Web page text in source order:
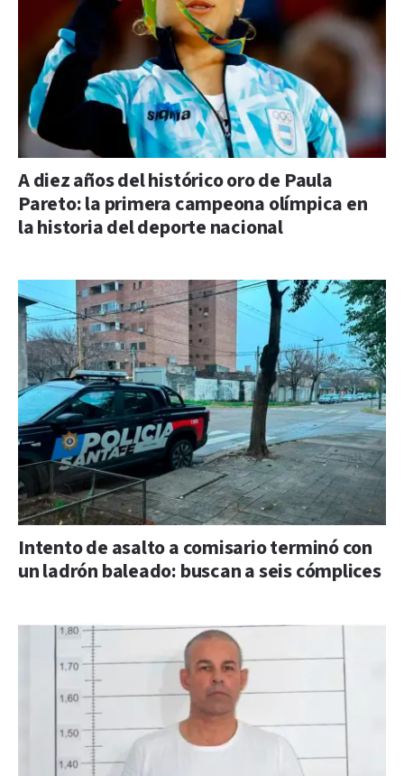
A diez años del histórico oro de Paula
Pareto: la primera campeona olímpica en
la historia del deporte nacional
Intento de asalto a comisario terminó con
un ladrón baleado: buscan a seis cómplices